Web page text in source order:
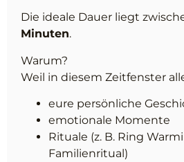
Die ideale Dauer liegt
Minuten.
Warum?
Weil in diesem Zeitfenster
eure persönliche
emotionale Momente
Rituale (z. B. Ring
Familienritual)